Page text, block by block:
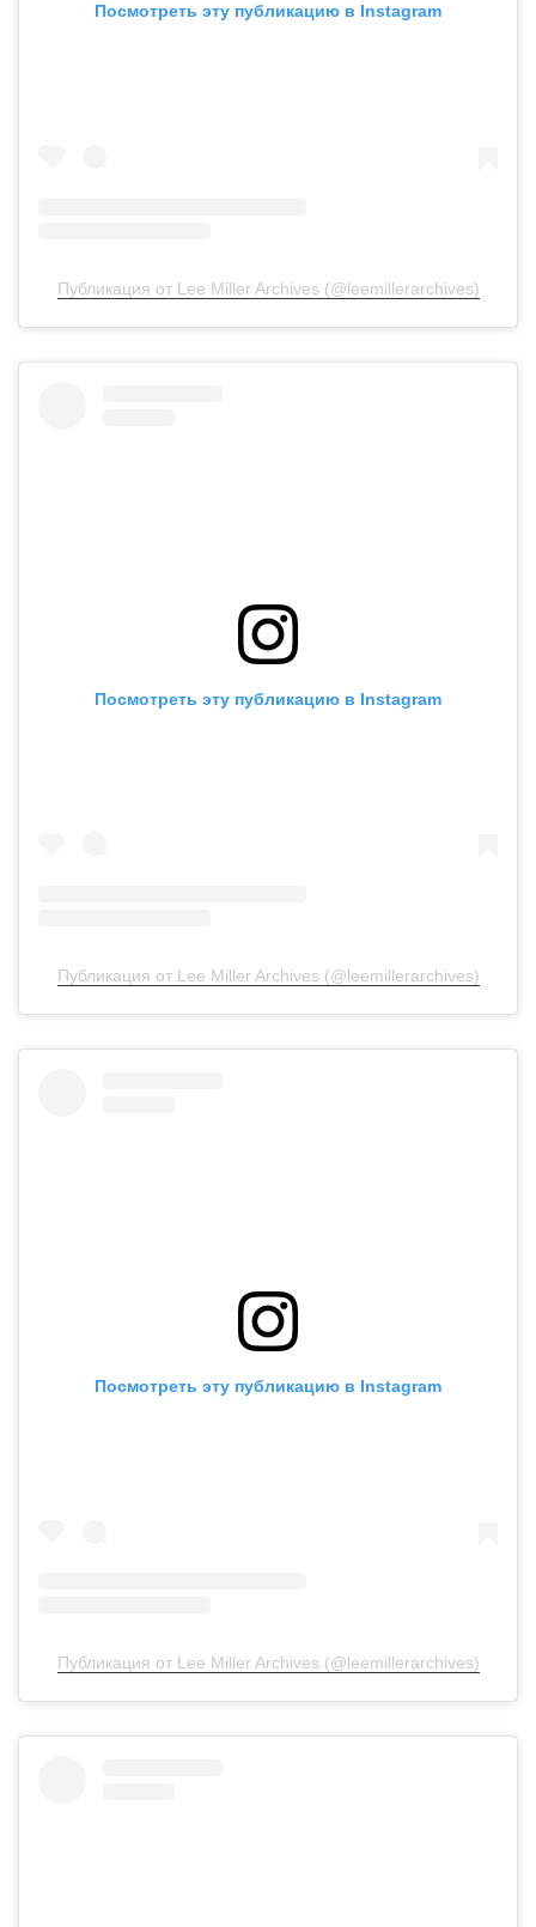
Посмотреть эту публикацию в Instagram
Публикация от Lee Miller Archives (@leemillerarchives)
Посмотреть эту публикацию в Instagram
Публикация от Lee Miller Archives (@leemillerarchives)
Посмотреть эту публикацию в Instagram
Публикация от Lee Miller Archives (@leemillerarchives)